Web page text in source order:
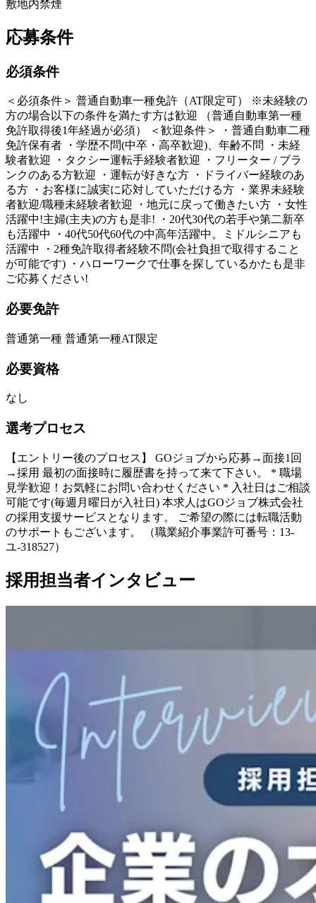
敷地内禁煙
応募条件
必須条件
＜必須条件＞ 普通自動車一種免許（AT限定可） ※未経験の
方の場合以下の条件を満たす方は歓迎 （普通自動車第一種
免許取得後1年経過が必須） ＜歓迎条件＞ ・普通自動車二種
免許保有者 ・学歴不問(中卒・高卒歓迎)、年齢不問 ・未経
験者歓迎 ・タクシー運転手経験者歓迎 ・フリーター / ブラ
ンクのある方歓迎 ・運転が好きな方 ・ドライバー経験のあ
る方 ・お客様に誠実に応対していただける方 ・業界未経験
者歓迎/職種未経験者歓迎 ・地元に戻って働きたい方 ・女性
活躍中!主婦(主夫)の方も是非! ・20代30代の若手や第二新卒
も活躍中 ・40代50代60代の中高年活躍中。ミドルシニアも
活躍中 ・2種免許取得者経験不問(会社負担で取得すること
が可能です) ・ハローワークで仕事を探しているかたも是非
ご応募ください!
必要免許
普通第一種 普通第一種AT限定
必要資格
なし
選考プロセス
【エントリー後のプロセス】 GOジョブから応募→面接1回
→採用 最初の面接時に履歴書を持って来て下さい。 * 職場
見学歓迎！お気軽にお問い合わせください * 入社日はご相談
可能です(毎週月曜日が入社日) 本求人はGOジョブ株式会社
の採用支援サービスとなります。 ご希望の際には転職活動
のサポートもございます。 （職業紹介事業許可番号：13-
ユ-318527）
採用担当者インタビュー